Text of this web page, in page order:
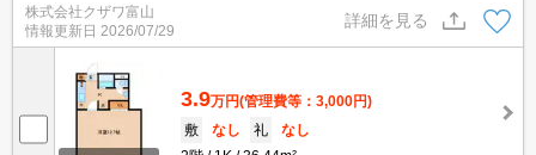
大学西門までは約1.9ｋｍ。閑静な住宅街。杉谷キャンパス通学の方
にもおすすめです。
株式会社クザワ富山
情報更新日 2026/07/29
詳細を見る
3.9万円(管理費等：3,000円)
敷
なし 礼
なし